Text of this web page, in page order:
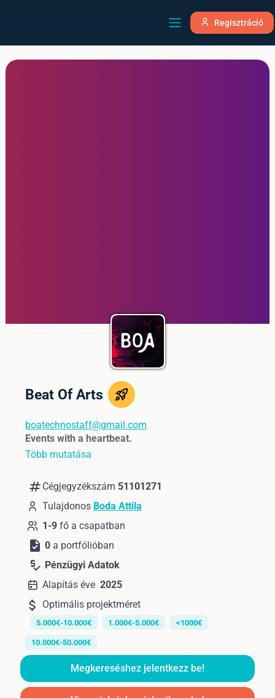
Regisztráció
Beat Of Arts
boatechnostaff@gmail.com
Events with a heartbeat.
Több mutatása
numbers Cégjegyzékszám 51101271
Tulajdonos Boda Attila
1-9 fő a csapatban
task 0 a portfólióban
price_check Pénzügyi Adatok
Alapítás éve 2025
attach_money Optimális projektméret
5.000€-10.000€ 1.000€-5.000€ <1000€
10.000€-50.000€
Megkereséshez jelentkezz be!